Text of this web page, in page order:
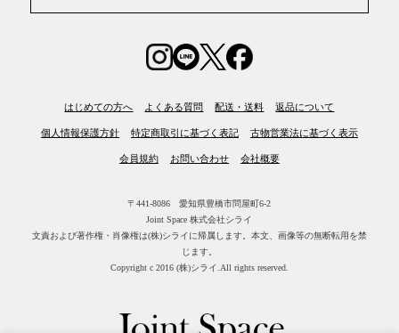
はじめての方へ よくある質問 配送・送料 返品について
個人情報保護方針 特定商取引に基づく表記 古物営業法に基づく表示
会員規約 お問い合わせ 会社概要
〒441-8086 愛知県豊橋市問屋町6-2
Joint Space 株式会社シライ
文責および著作権・肖像権は(株)シライに帰属します。 本文、画像等の無断転用を禁
じます。
Copyright c 2016 (株)シライ.All rights reserved.